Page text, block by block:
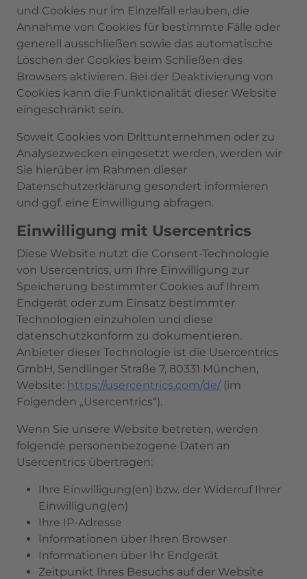
und Cookies nur im Einzelfall erlauben, die
Annahme von Cookies für bestimmte Fälle oder
generell ausschließen sowie das automatische
Löschen der Cookies beim Schließen des
Browsers aktivieren. Bei der Deaktivierung von
Cookies kann die Funktionalität dieser Website
eingeschränkt sein.
Soweit Cookies von Drittunternehmen oder zu
Analysezwecken eingesetzt werden, werden wir
Sie hierüber im Rahmen dieser
Datenschutzerklärung gesondert informieren
und ggf. eine Einwilligung abfragen.
Einwilligung mit Usercentrics
Diese Website nutzt die Consent-Technologie
von Usercentrics, um Ihre Einwilligung zur
Speicherung bestimmter Cookies auf Ihrem
Endgerät oder zum Einsatz bestimmter
Technologien einzuholen und diese
datenschutzkonform zu dokumentieren.
Anbieter dieser Technologie ist die Usercentrics
GmbH, Sendlinger Straße 7, 80331 München,
Website: https://usercentrics.com/de/(im
Folgenden „Usercentrics“).
Wenn Sie unsere Website betreten, werden
folgende personenbezogene Daten an
Usercentrics übertragen:
Ihre Einwilligung(en) bzw. der Widerruf Ihrer
Einwilligung(en)
Ihre IP-Adresse
Informationen über Ihren Browser
Informationen über Ihr Endgerät
Zeitpunkt Ihres Besuchs auf der Website